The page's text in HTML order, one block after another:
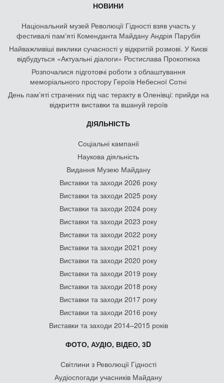
НОВИНИ
Національний музей Революції Гідності взяв участь у
фестивалі пам'яті Коменданта Майдану Андрія Парубія
Найважливіші виклики сучасності у відкритій розмові. У Києві
відбудуться «Актуальні діалоги» Ростислава Прокопюка
Розпочалися підготовчі роботи з облаштування
меморіального простору Героїв Небесної Сотні
День памʼяті страчених під час теракту в Оленівці: прийди на
відкриття виставки та вшануй героїв
ДІЯЛЬНІСТЬ
Соціальні кампанії
Наукова діяльність
Видання Музею Майдану
Виставки та заходи 2026 року
Виставки та заходи 2025 року
Виставки та заходи 2024 року
Виставки та заходи 2023 року
Виставки та заходи 2022 року
Виставки та заходи 2021 року
Виставки та заходи 2020 року
Виставки та заходи 2019 року
Виставки та заходи 2018 року
Виставки та заходи 2017 року
Виставки та заходи 2016 року
Виставки та заходи 2014–2015 років
ФОТО, АУДІО, ВІДЕО, 3D
Світлини з Революції Гідності
Аудіоспогади учасників Майдану